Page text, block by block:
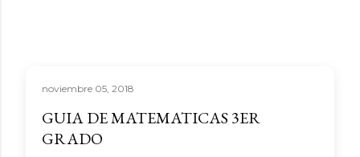
noviembre 05, 2018
GUIA DE MATEMATICAS 3ER
GRADO